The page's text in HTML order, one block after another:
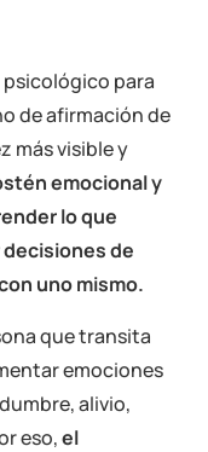
para
de afirmación de
más visible y
emocional y
lo que
de
uno mismo.
que transita
emociones
alivio,
eso,el